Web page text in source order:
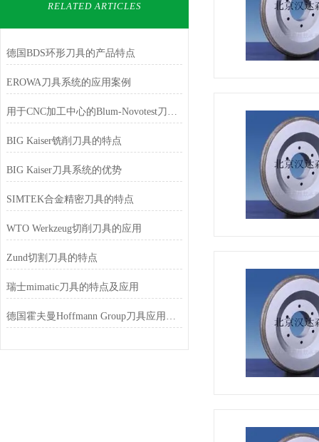
RELATED ARTICLES
德国BDS环形刀具的产品特点
EROWA刀具系统的应用案例
用于CNC加工中心的Blum-Novotest刀具测量探头
BIG Kaiser铣削刀具的特点
BIG Kaiser刀具系统的优势
SIMTEK合金精密刀具的特点
WTO Werkzeug切削刀具的应用
Zund切割刀具的特点
瑞士mimatic刀具的特点及应用
德国霍夫曼Hoffmann Group刀具应用的领域